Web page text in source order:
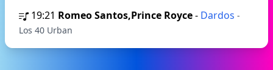
19:21 Romeo Santos,Prince Royce- Dardos -
Los 40 Urban